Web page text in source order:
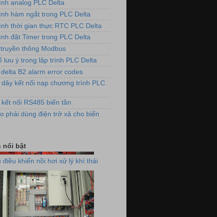
analog PLC Delta
hàm ngắt trong PLC Delta
thời gian thực RTC PLC Delta
đặt Timer trong PLC Delta
thông Modbus
lưu ý trong lập trình PLC Delta
delta B2 alarm error codes
dây kết nối nạp chương trình PLC
nối RS485 biến tần
phải dùng điện trở xả cho biến
nổi bật
biến tần VFD-E cho hệ thống
quạt thông gió